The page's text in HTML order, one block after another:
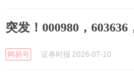
突发！000980，603636
网易号 证券时报 2026-07-10